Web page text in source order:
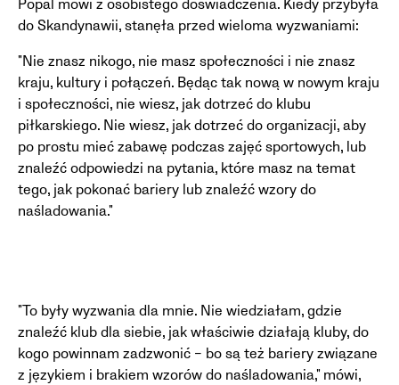
Popal mówi z osobistego doświadczenia. Kiedy przybyła
do Skandynawii, stanęła przed wieloma wyzwaniami:
"Nie znasz nikogo, nie masz społeczności i nie znasz
kraju, kultury i połączeń. Będąc tak nową w nowym kraju
i społeczności, nie wiesz, jak dotrzeć do klubu
piłkarskiego. Nie wiesz, jak dotrzeć do organizacji, aby
po prostu mieć zabawę podczas zajęć sportowych, lub
znaleźć odpowiedzi na pytania, które masz na temat
tego, jak pokonać bariery lub znaleźć wzory do
naśladowania."
"To były wyzwania dla mnie. Nie wiedziałam, gdzie
znaleźć klub dla siebie, jak właściwie działają kluby, do
kogo powinnam zadzwonić – bo są też bariery związane
z językiem i brakiem wzorów do naśladowania," mówi,